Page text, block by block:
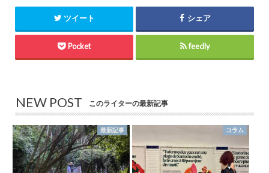
ツイート シェア
Pocket feedly
NEW POST このライターの最新記事
最新記事 コラム